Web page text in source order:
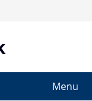
Menu